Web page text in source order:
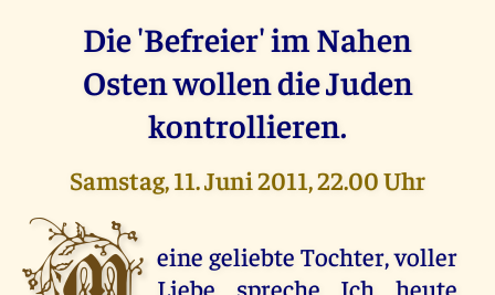
Die 'Befreier' im Nahen
Osten wollen die Juden
kontrollieren.
Samstag, 11. Juni 2011, 22.00 Uhr
eine geliebte Tochter, voller
Liebe spreche Ich heute